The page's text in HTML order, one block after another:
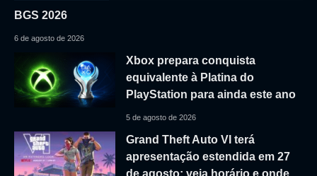
BGS 2026
6 de agosto de 2026
Xbox prepara conquista
equivalente à Platina do
PlayStation para ainda este ano
5 de agosto de 2026
Grand Theft Auto VI terá
apresentação estendida em 27
de agosto; veja horário e onde